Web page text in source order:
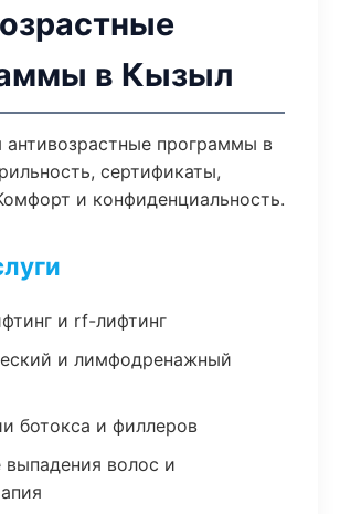
в Кызыл
антивозрастные программы в
сертификаты,
и конфиденциальность.
и rf-лифтинг
и лимфодренажный
ботокса и филлеров
выпадения волос и